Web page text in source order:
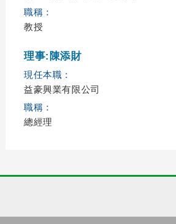
職稱：
教授
理事:陳添財
現任本職：
益豪興業有限公司
職稱：
總經理